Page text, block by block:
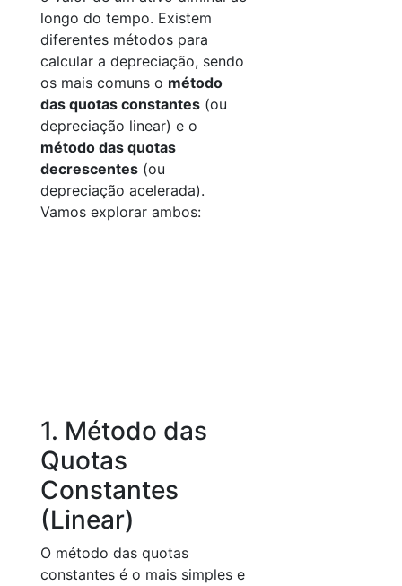
longo do tempo. Existem
diferentes métodos para
calcular a depreciação, sendo
os mais comuns o método
das quotas constantes (ou
depreciação linear) e o
método das quotas
decrescentes (ou
depreciação acelerada).
Vamos explorar ambos:
1. Método das
Quotas
Constantes
(Linear)
O método das quotas
constantes é o mais simples e